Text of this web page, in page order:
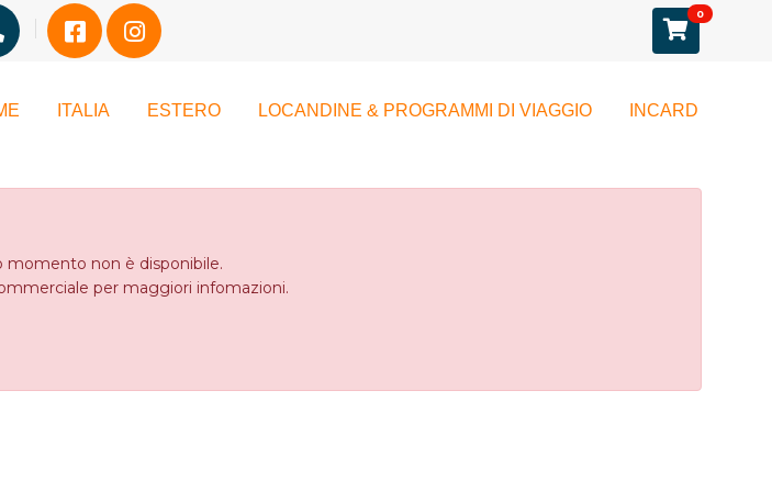
0
ITALIA ESTERO LOCANDINE & PROGRAMMI DI VIAGGIO INCARD
momento non è disponibile.
per maggiori infomazioni.